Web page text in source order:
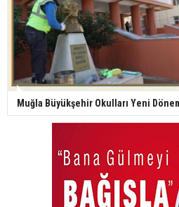
Muğla Büyükşehir Okulları Yeni